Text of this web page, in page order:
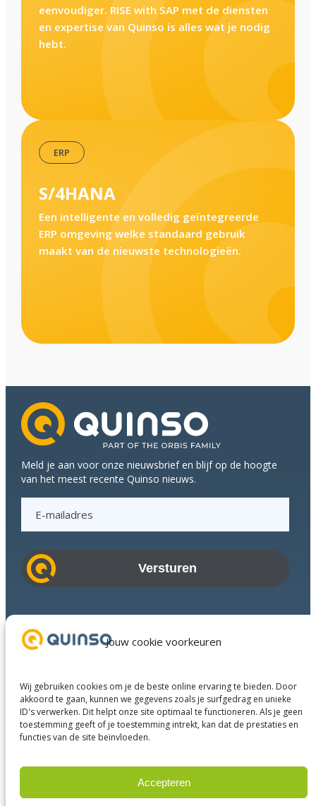
Jouw cookie voorkeuren
Wij gebruiken cookies om je de beste online ervaring te bieden. Door
akkoord te gaan, kunnen we gegevens zoals je surfgedrag en unieke
ID's verwerken. Dit helpt onze site optimaal te functioneren. Als je geen
toestemming geeft of je toestemming intrekt, kan dat de prestaties en
functies van de site beïnvloeden.
Accepteren
eenvoudiger. RISE with SAP met de diensten
en expertise van Quinso is alles wat je nodig
hebt.
ERP
,
S/4HANA
Een intelligente en volledig geïntegreerde
ERP omgeving welke standaard gebruik
maakt van de nieuwste technologieën.
Meld je aan voor onze nieuwsbrief en blijf op de hoogte
van het meest recente Quinso nieuws.
a
i
a
d
r
s
Succesverhalen
Over ons
Businesspartners
Contact
LinkedInInstagramFacebook YouTube